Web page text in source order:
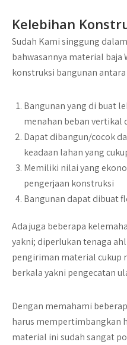
Kelebihan
Sudah Kami singgung
bahwasannya material
konstruksi bangunan
Bangunan yang di buat
menahan beban vertikal
Dapat dibangun/cocok
keadaan lahan yang
Memiliki nilai yang
pengerjaan konstruksi
Bangunan dapat dibuat
Ada juga beberapa
yakni; diperlukan tenaga
pengiriman material cukup
berkala yakni pengecatan
Dengan memahami
harus mempertimbangkan
material ini sudah sangat